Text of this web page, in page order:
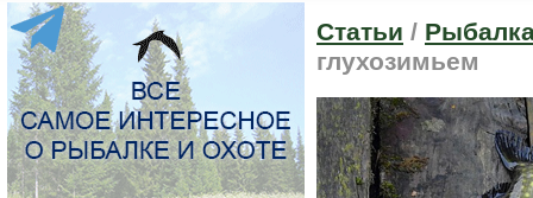
Статьи /
глухозимьем